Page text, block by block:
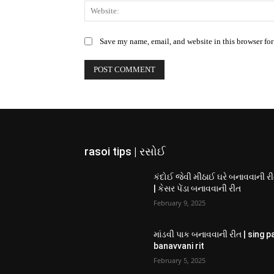
Save my name, email, and website in this browser
rasoi tips | રસોઈ
કંદોઈ જેવી મીઠાઈ ઘરે બનાવવાની
| કેસર પેંડા બનાવવાની રીત
February 9, 2025
માંડવી પાક બનાવવાની રીત | sing
banavvani rit
February 5, 2025